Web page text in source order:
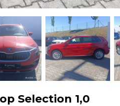
Selection 1,0